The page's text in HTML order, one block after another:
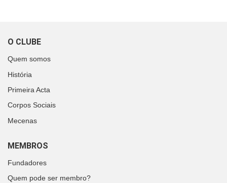
O CLUBE
Quem somos
História
Primeira Acta
Corpos Sociais
Mecenas
MEMBROS
Fundadores
Quem pode ser membro?